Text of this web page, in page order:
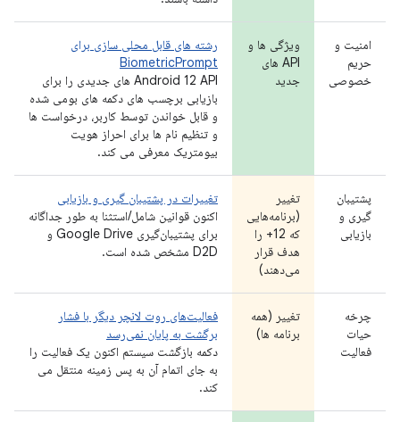
امنیت و
حریم
خصوصی
ویژگی ها و
API های
جدید
رشته های قابل محلی سازی برای
BiometricPrompt
Android 12 API های جدیدی را برای
بازیابی برچسب های دکمه های بومی شده
و قابل خواندن توسط کاربر، درخواست ها
و تنظیم نام ها برای احراز هویت
بیومتریک معرفی می کند.
پشتیبان
گیری و
بازیابی
تغییر
(برنامه‌هایی
که 12+ را
هدف قرار
می‌دهند)
تغییرات در پشتیبان گیری و بازیابی
اکنون قوانین شامل/استثنا به طور جداگانه
برای پشتیبان‌گیری Google Drive و
D2D مشخص شده است.
چرخه
حیات
فعالیت
تغییر (همه
برنامه ها)
فعالیت‌های روت لانچر دیگر با فشار
برگشت به پایان نمی‌رسد
دکمه بازگشت سیستم اکنون یک فعالیت را
به جای اتمام آن به پس زمینه منتقل می
کند.